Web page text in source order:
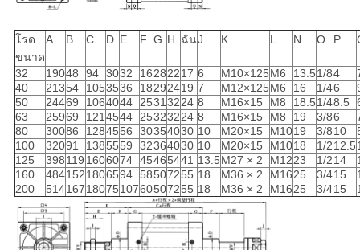
โรด
ขนาด
A B C D E F G H ฉันJ K L N O P
32 19048 94 3032 16282217 6 M10×125M6 13.51/84
40
21354 1053536 18292419 7 M12×125M6 16 1/46
50
24469 1064044 2531 3224 8 M16×15 M8 18.51/48.5
63
25969 121 4544 25323224 8 M16×15 M8 19 3/86
80
30086 1284556 30354030 10 M20×15 M1019 3/810
100
32091 1385559 32364030 10 M20×15 M1018 1/212.5
125
398119 1606074 45465441 13.5M27 × 2 M1223 1/214
160
4841521806594 58507255 18 M36 × 2 M1625 3/415
200
5141671807510760507255 18 M36 × 2 M1625 3/415